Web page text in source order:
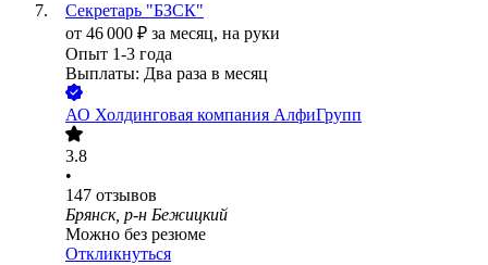
Секретарь "БЗСК"
от 46 000 ₽ за месяц, на руки
Опыт 1-3 года
Выплаты: Два раза в месяц
АО Холдинговая компания АлфиГрупп
3.8
•
147 отзывов
Брянск, р-н Бежицкий
Можно без резюме
Откликнуться